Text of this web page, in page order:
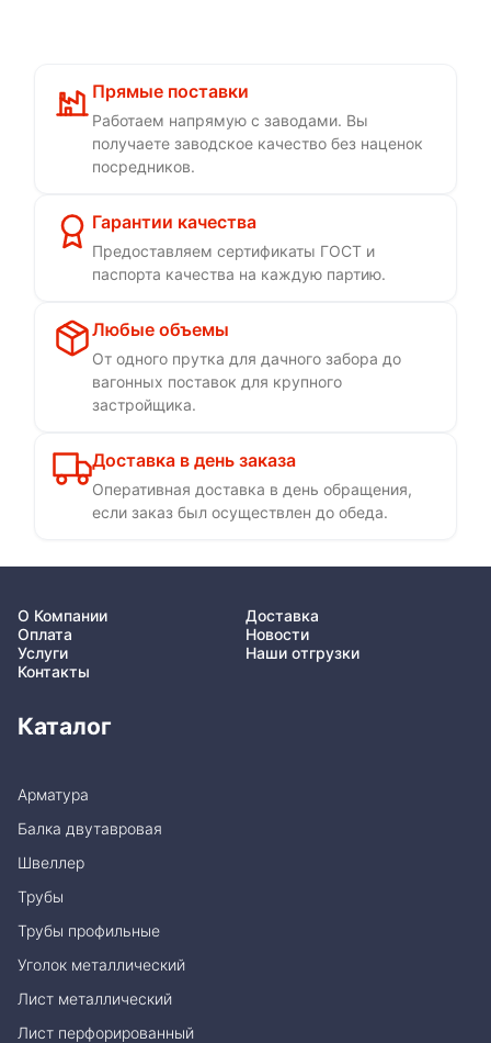
Прямые поставки
Работаем напрямую с заводами. Вы
получаете заводское качество без наценок
посредников.
Гарантии качества
Предоставляем сертификаты ГОСТ и
паспорта качества на каждую партию.
Любые объемы
От одного прутка для дачного забора до
вагонных поставок для крупного
застройщика.
Доставка в день заказа
Оперативная доставка в день обращения,
если заказ был осуществлен до обеда.
О Компании
Доставка
Оплата
Новости
Услуги
Наши отгрузки
Контакты
Каталог
Арматура
Балка двутавровая
Швеллер
Трубы
Трубы профильные
Уголок металлический
Лист металлический
Лист перфорированный